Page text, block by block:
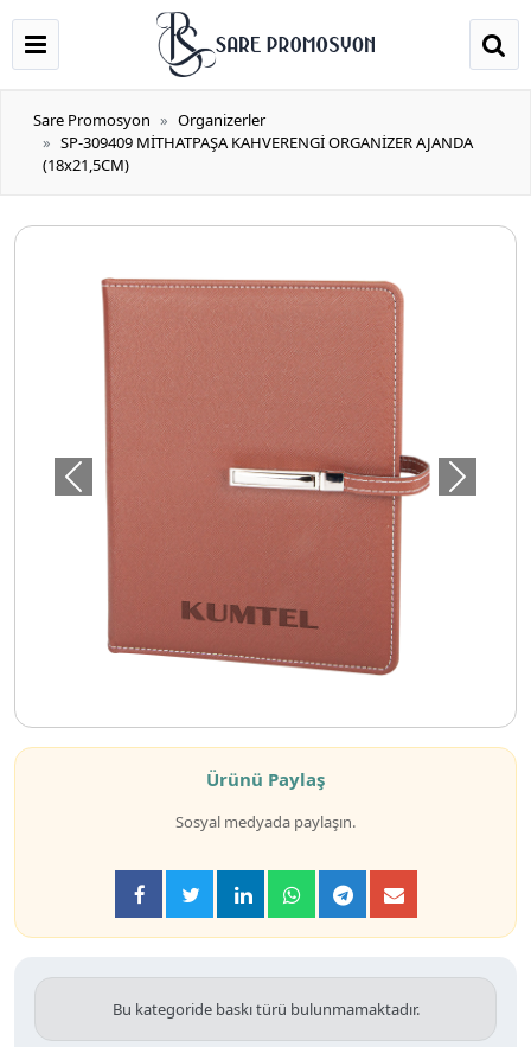
Sare Promosyon
Organizerler
SP-309409 MİTHATPAŞA KAHVERENGİ ORGANİZER AJANDA
(18x21,5CM)
Önceki Sonraki
Ürünü Paylaş
Sosyal medyada paylaşın.
Bu kategoride baskı türü bulunmamaktadır.